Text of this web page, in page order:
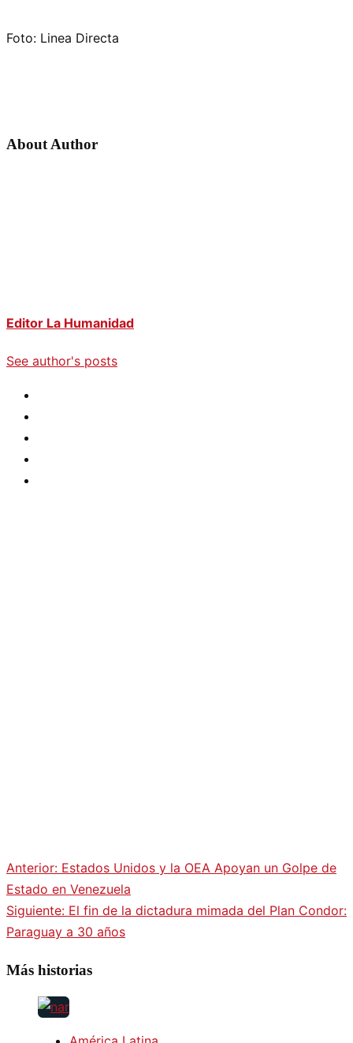
Foto: Linea Directa
About Author
Editor La Humanidad
See author's posts
Navegación
de
entradas
Anterior: Estados Unidos y la OEA Apoyan un Golpe de
Estado en Venezuela
Siguiente: El fin de la dictadura mimada del Plan Condor:
Paraguay a 30 años
Más historias